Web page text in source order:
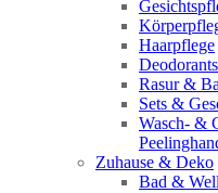
Haarpflege
Deodorants
Rasur &
Sets &
Wasch‑ &
Zuhause & Deko
Bad &